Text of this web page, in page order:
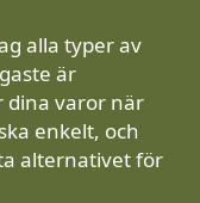
alla typer av
är
dina varor när
enkelt, och
alternativet för